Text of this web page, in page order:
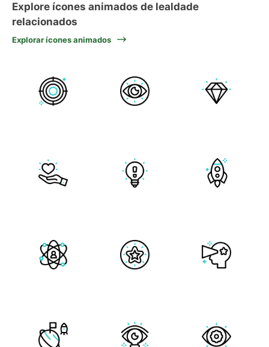
Explore ícones animados de lealdade
relacionados
Explorar ícones animados